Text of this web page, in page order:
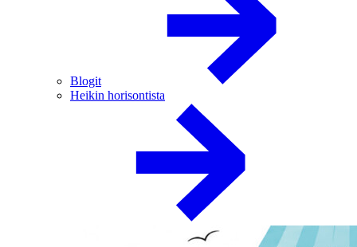
Blogit
Heikin horisontista